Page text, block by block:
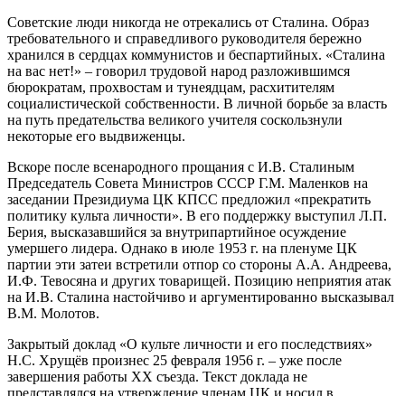
Советские люди никогда не отрекались от Сталина. Образ
требовательного и справедливого руководителя бережно
хранился в сердцах коммунистов и беспартийных. «Сталина
на вас нет!» – говорил трудовой народ разложившимся
бюрократам, прохвостам и тунеядцам, расхитителям
социалистической собственности. В личной борьбе за власть
на путь предательства великого учителя соскользнули
некоторые его выдвиженцы.
Вскоре после всенародного прощания с И.В. Сталиным
Председатель Совета Министров СССР Г.М. Маленков на
заседании Президиума ЦК КПСС предложил «прекратить
политику культа личности». В его поддержку выступил Л.П.
Берия, высказавшийся за внутрипартийное осуждение
умершего лидера. Однако в июле 1953 г. на пленуме ЦК
партии эти затеи встретили отпор со стороны А.А. Андреева,
И.Ф. Тевосяна и других товарищей. Позицию неприятия атак
на И.В. Сталина настойчиво и аргументированно высказывал
В.М. Молотов.
Закрытый доклад «О культе личности и его последствиях»
Н.С. Хрущёв произнес 25 февраля 1956 г. – уже после
завершения работы XX съезда. Текст доклада не
представлялся на утверждение членам ЦК и носил в